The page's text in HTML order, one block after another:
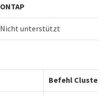
ONTAP
Nicht unterstützt
Befehl